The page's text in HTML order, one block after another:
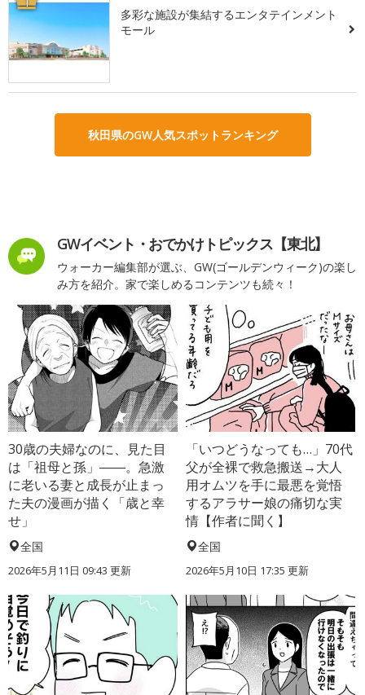
多彩な施設が集結するエンタテインメント
モール
秋田県のGW人気スポットランキング
GWイベント・おでかけトピックス【東北】
ウォーカー編集部が選ぶ、GW(ゴールデンウィーク)の楽し
み方を紹介。家で楽しめるコンテンツも続々！
30歳の夫婦なのに、見た目
は「祖母と孫」――。急激
に老いる妻と成長が止まっ
た夫の漫画が描く「歳と幸
せ」
全国
2026年5月11日 09:43 更新
「いつどうなっても…」70代
父が全裸で救急搬送→大人
用オムツを手に最悪を覚悟
するアラサー娘の痛切な実
情【作者に聞く】
全国
2026年5月10日 17:35 更新